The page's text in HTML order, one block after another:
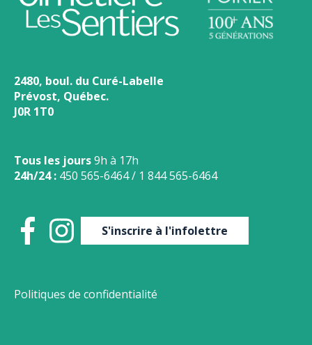
2480, boul. du Curé-Labelle
Prévost, Québec.
J0R 1T0
Tous les jours9h à 17h
24h/24 : 450 565-6464/ 1 844 565-6464
S'inscrire à l'infolettre
Politiques de confidentialité